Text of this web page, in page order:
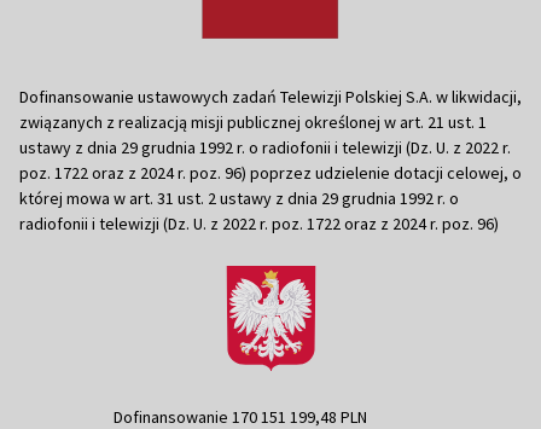
Dofinansowanie ustawowych zadań Telewizji Polskiej S.A. w likwidacji,
związanych z realizacją misji publicznej określonej w art. 21 ust. 1
ustawy z dnia 29 grudnia 1992 r. o radiofonii i telewizji (Dz. U. z 2022 r.
poz. 1722 oraz z 2024 r. poz. 96) poprzez udzielenie dotacji celowej, o
której mowa w art. 31 ust. 2 ustawy z dnia 29 grudnia 1992 r. o
radiofonii i telewizji (Dz. U. z 2022 r. poz. 1722 oraz z 2024 r. poz. 96)
Dofinansowanie 170 151 199,48 PLN